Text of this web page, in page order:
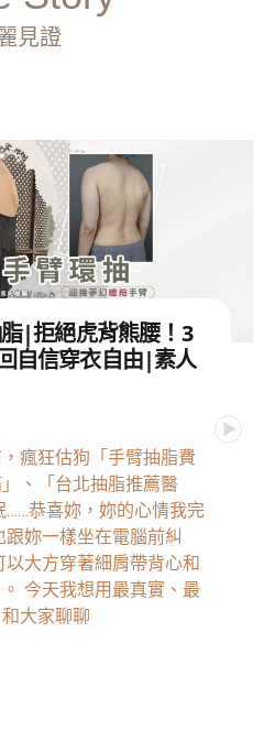
見證
|拒絕虎背熊腰！3
自信穿衣自由|素人
瘋狂估狗「手臂抽脂費
、「台北抽脂推薦醫
……恭喜妳，妳的心情我完
妳一樣坐在電腦前糾
大方穿著細肩帶背心和
今天我想用最真實、最
大家聊聊